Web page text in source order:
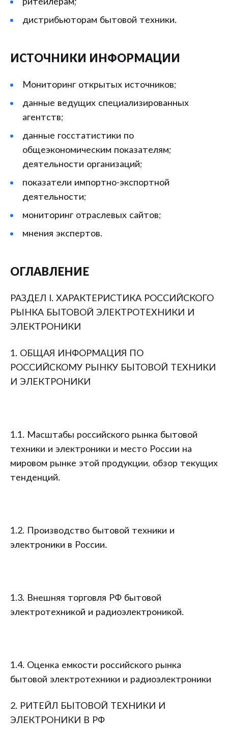
ритейлерам;
дистрибьюторам бытовой техники.
ИСТОЧНИКИ ИНФОРМАЦИИ
Мониторинг открытых источников;
данные ведущих специализированных
агентств;
данные госстатистики по
общеэкономическим показателям;
деятельности организаций;
показатели импортно-экспортной
деятельности;
мониторинг отраслевых сайтов;
мнения экспертов.
ОГЛАВЛЕНИЕ
РАЗДЕЛ I. ХАРАКТЕРИСТИКА РОССИЙСКОГО
РЫНКА БЫТОВОЙ ЭЛЕКТРОТЕХНИКИ И
ЭЛЕКТРОНИКИ
1. ОБЩАЯ ИНФОРМАЦИЯ ПО
РОССИЙСКОМУ РЫНКУ БЫТОВОЙ ТЕХНИКИ
И ЭЛЕКТРОНИКИ
1.1. Масштабы российского рынка бытовой
техники и электроники и место России на
мировом рынке этой продукции, обзор текущих
тенденций.
1.2. Производство бытовой техники и
электроники в России.
1.3. Внешняя торговля РФ бытовой
электротехникой и радиоэлектроникой.
1.4. Оценка емкости российского рынка
бытовой электротехники и радиоэлектроники
2. РИТЕЙЛ БЫТОВОЙ ТЕХНИКИ И
ЭЛЕКТРОНИКИ В РФ